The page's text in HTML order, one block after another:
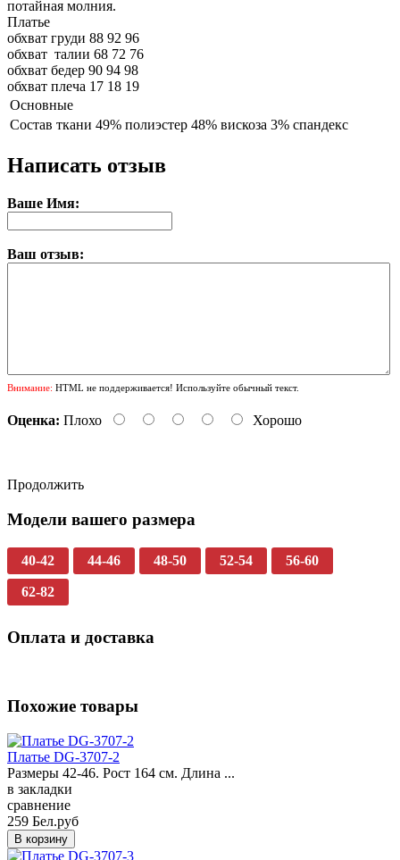
потайная молния.
Платье
обхват груди 88 92 96
обхват талии 68 72 76
обхват бедер 90 94 98
обхват плеча 17 18 19
Основные
Состав ткани 49% полиэстер 48% вискоза 3% спандекс
Написать отзыв
Ваше Имя:
Ваш отзыв:
Внимание: HTML не поддерживается! Используйте обычный текст.
Оценка: Плохо Хорошо
Продолжить
Модели вашего размера
40-42 44-46 48-50 52-54 56-60
62-82
Оплата и доставка
Похожие товары
Платье DG-3707-2
Размеры 42-46. Рост 164 см. Длина ...
в закладки
сравнение
259 Бел.руб